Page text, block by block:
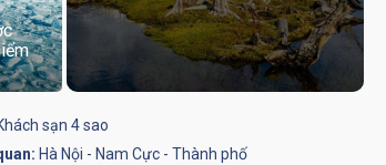
sạn 4 sao
Hà Nội - Nam Cực - Thành phố